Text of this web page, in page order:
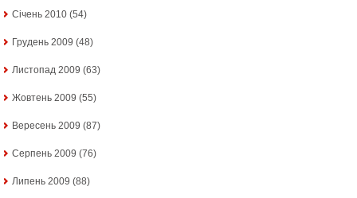
Січень 2010 (54)
Грудень 2009 (48)
Листопад 2009 (63)
Жовтень 2009 (55)
Вересень 2009 (87)
Серпень 2009 (76)
Липень 2009 (88)